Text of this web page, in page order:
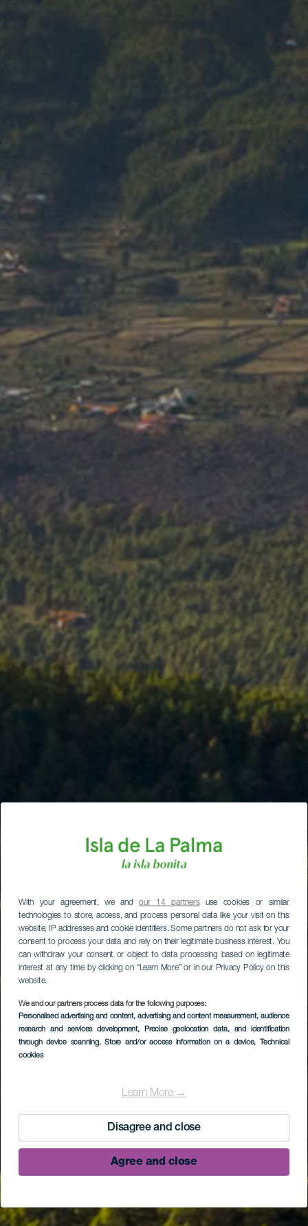
With your agreement, we andour 14 partnersuse cookies or similar
technologies to store, access, and process personal data like your visit on this
website, IP addresses and cookie identifiers. Some partners do not ask for your
consent to process your data and rely on their legitimate business interest. You
can withdraw your consent or object to data processing based on legitimate
interest at any time by clicking on “Learn More” or in our Privacy Policy on this
website.
We and our partners process data for the following purposes:
Personalised advertising and content, advertising and content measurement, audience
research and services development, Precise geolocation data, and identification
through device scanning, Store and/or access information on a device, Technical
cookies
Learn More →
Disagree and close
Agree and close